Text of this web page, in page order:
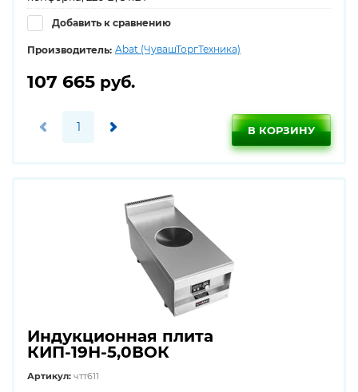
Добавить к сравнению
Производитель: Abat (ЧувашТоргТехника)
107 665 руб.
В КОРЗИНУ
Индукционная плита
КИП-19Н-5,0ВОК
Артикул: чтт611